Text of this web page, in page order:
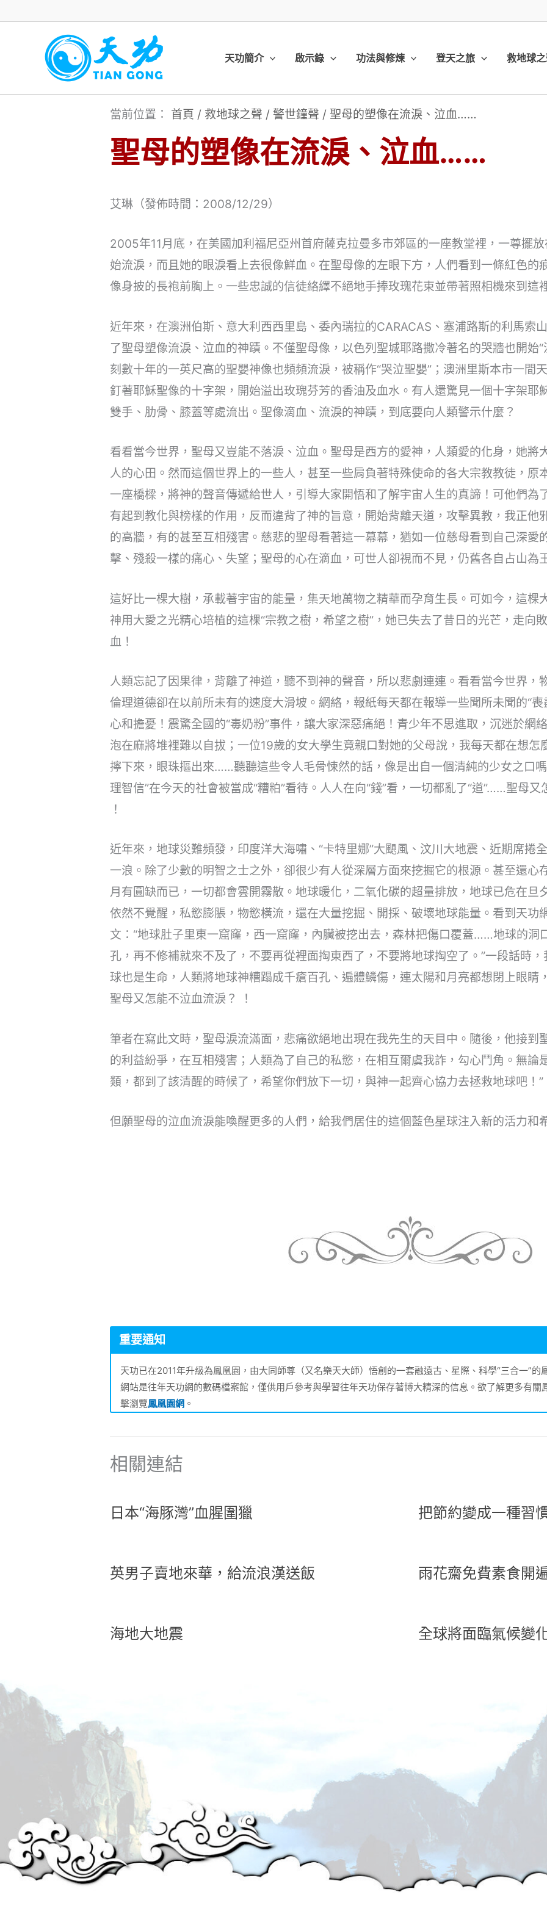
內
天功簡介 啟示錄 功法與修煉 登天之旅 救地球
當前位置： 首頁 / 救地球之聲 / 警世鐘聲 / 聖母的塑像在流淚、泣血……
聖母的塑像在流淚、泣血……
艾琳（發佈時間：2008/12/29）
2005年11月底，在美國加利福尼亞州首府薩克拉曼多市郊區的一座教堂裡，一尊擺
始流淚，而且她的眼淚看上去很像鮮血。在聖母像的左眼下方，人們看到一條紅色的
像身披的長袍前胸上。一些忠誠的信徒絡繹不絕地手捧玫瑰花束並帶著照相機來到這
近年來，在澳洲伯斯、意大利西西里島、委內瑞拉的CARACAS、塞浦路斯的利馬索
了聖母塑像流淚、泣血的神蹟。不僅聖母像，以色列聖城耶路撒冷著名的哭牆也開始
刻數十年的一英尺高的聖嬰神像也頻頻流淚，被稱作“哭泣聖嬰”；澳洲里斯本市一間
釘著耶穌聖像的十字架，開始溢出玫瑰芬芳的香油及血水。有人還驚見一個十字架耶
雙手、肋骨、膝蓋等處流出。聖像滴血、流淚的神蹟，到底要向人類警示什麼？
看看當今世界，聖母又豈能不落淚、泣血。聖母是西方的愛神，人類愛的化身，她將
人的心田。然而這個世界上的一些人，甚至一些肩負著特殊使命的各大宗教教徒，原
一座橋樑，將神的聲音傳遞給世人，引導大家開悟和了解宇宙人生的真諦！可他們為
有起到教化與榜樣的作用，反而違背了神的旨意，開始背離天道，攻擊異教，我正他
的高牆，有的甚至互相殘害。慈悲的聖母看著這一幕幕，猶如一位慈母看到自己深愛
擊、殘殺一樣的痛心、失望；聖母的心在滴血，可世人卻視而不見，仍舊各自占山
這好比一棵大樹，承載著宇宙的能量，集天地萬物之精華而孕育生長。可如今，這
神用大愛之光精心培植的這棵“宗教之樹，希望之樹”，她已失去了昔日的光芒，走向
血！
人類忘記了因果律，背離了神道，聽不到神的聲音，所以悲劇連連。看看當今世界，
倫理道德卻在以前所未有的速度大滑坡。網絡，報紙每天都在報導一些聞所未聞的“
心和擔憂！震驚全國的“毒奶粉”事件，讓大家深惡痛絕！青少年不思進取，沉迷於網
泡在麻將堆裡難以自拔；一位19歲的女大學生竟親口對她的父母說，我每天都在想怎
擰下來，眼珠摳出來……聽聽這些令人毛骨悚然的話，像是出自一個清純的少女之口
理智信”在今天的社會被當成“糟粕”看待。人人在向“錢”看，一切都亂了“道”……聖母
！
近年來，地球災難頻發，印度洋大海嘯、“卡特里娜”大颶風、汶川大地震、近期席捲
一浪。除了少數的明智之士之外，卻很少有人從深層方面來挖掘它的根源。甚至還心
月有圓缺而已，一切都會雲開霧散。地球暖化，二氧化碳的超量排放，地球已危在旦
依然不覺醒，私慾膨脹，物慾橫流，還在大量挖掘、開採、破壞地球能量。看到天功
文：“地球肚子里東一窟窿，西一窟窿，內臟被挖出去，森林把傷口覆蓋……地球的洞
孔，再不修補就來不及了，不要再從裡面掏東西了，不要將地球掏空了。”一段話時
球也是生命，人類將地球神糟蹋成千瘡百孔、遍體鱗傷，連太陽和月亮都想閉上眼睛
聖母又怎能不泣血流淚？ ！
筆者在寫此文時，聖母淚流滿面，悲痛欲絕地出現在我先生的天目中。隨後，他接到
的利益紛爭，在互相殘害；人類為了自己的私慾，在相互爾虞我詐，勾心鬥角。無論
類，都到了該清醒的時候了，希望你們放下一切，與神一起齊心協力去拯救地球吧！”
但願聖母的泣血流淚能喚醒更多的人們，給我們居住的這個藍色星球注入新的活力和
重要通知
天功已在2011年升級為鳳凰園，由大同師尊（又名樂天大師）悟創的一套融遠古、星際、科學“三合一”
網站是往年天功網的數碼檔案館，僅供用戶參考與學習往年天功保存著博大精深的信息。欲了解更多有
擊瀏覽鳳凰園網 。
相關連結
日本“海豚灣”血腥圍獵 把節約變成一種習
英男子賣地來華，給流浪漢送飯 雨花齋免費素食開
海地大地震 全球將面臨氣候變